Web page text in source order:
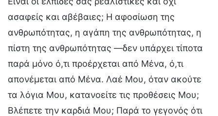
ασαφείς και αβέβαιες; Η αφοσίωση της
ανθρωπότητας, η αγάπη της ανθρωπότητας, η
πίστη της ανθρωπότητας —δεν υπάρχει τίποτα
παρά μόνο ό,τι προέρχεται από Μένα, ό,τι
απονέμεται από Μένα. Λαέ Μου, όταν ακούτε
τα λόγια Μου, κατανοείτε τις προθέσεις Μου;
Βλέπετε την καρδιά Μου; Παρά το γεγονός ότι